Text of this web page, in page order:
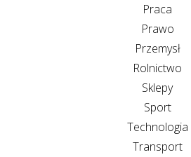
Praca
Prawo
Przemysł
Rolnictwo
Sklepy
Sport
Technologia
Transport